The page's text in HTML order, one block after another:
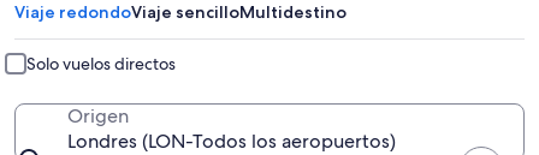
Viaje redondoViaje sencilloMultidestino
Solo vuelos directos
Origen
Londres (LON-Todos los aeropuertos)